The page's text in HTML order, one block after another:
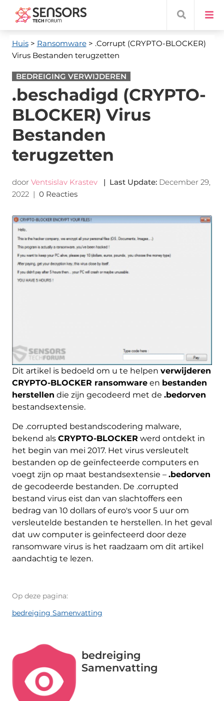
Huis> Ransomware> .Corrupt (CRYPTO-BLOCKER)
Virus Bestanden terugzetten
BEDREIGING VERWIJDEREN
.beschadigd (CRYPTO-
BLOCKER) Virus
Bestanden
terugzetten
door Ventsislav Krastev | Last Update: December 29,
2022| 0 Reacties
Dit artikel is bedoeld om u te helpen verwijderen
CRYPTO-BLOCKER ransomwareen bestanden
herstellen die zijn gecodeerd met de .bedorven
bestandsextensie.
De .corrupted bestandscodering malware,
bekend als CRYPTO-BLOCKER werd ontdekt in
het begin van mei 2017. Het virus versleutelt
bestanden op de geïnfecteerde computers en
voegt zijn op maat bestandsextensie – .bedorven
de gecodeerde bestanden. De .corrupted
bestand virus eist dan van slachtoffers een
bedrag van 10 dollars of euro's voor 5 uur om
versleutelde bestanden te herstellen. In het geval
dat uw computer is geïnfecteerd door deze
ransomware virus is het raadzaam om dit artikel
aandachtig te lezen.
Op deze pagina:
bedreiging Samenvatting
bedreiging
Samenvatting